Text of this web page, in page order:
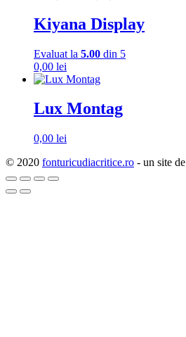
Kiyana Display
Evaluat la 5.00 din 5
0,00 lei
Lux Montag
0,00 lei
© 2020 fonturicudiacritice.ro - un site de